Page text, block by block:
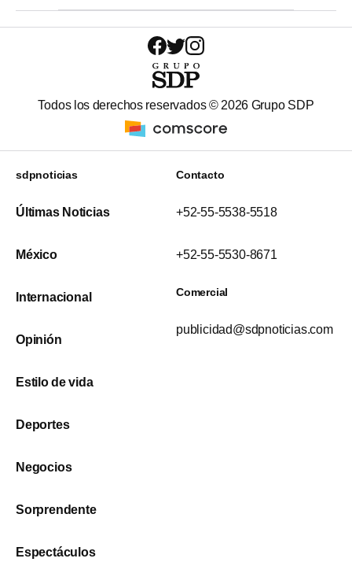
Todos los derechos reservados © 2026 Grupo SDP
sdpnoticias
Últimas Noticias
México
Internacional
Opinión
Estilo de vida
Deportes
Negocios
Sorprendente
Espectáculos
Contacto
+52-55-5538-5518
+52-55-5530-8671
Comercial
publicidad@sdpnoticias.com